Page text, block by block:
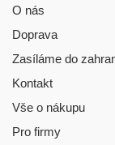
O nás
Doprava
Zasíláme do
Kontakt
Vše o nákupu
Pro firmy